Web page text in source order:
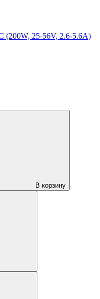
(200W, 25-56V, 2.6-5.6A)
В корзину